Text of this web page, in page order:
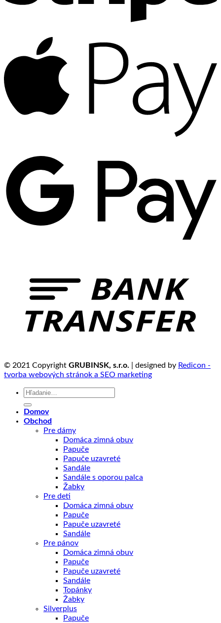
© 2021 Copyright GRUBINSK, s.r.o. | designed by Redicon -
tvorba webových stránok a SEO marketing
Hľadať:
Domov
Obchod
Pre dámy
Domáca zimná obuv
Papuče
Papuče uzavreté
Sandále
Sandále s oporou palca
Žabky
Pre deti
Domáca zimná obuv
Papuče
Papuče uzavreté
Sandále
Pre pánov
Domáca zimná obuv
Papuče
Papuče uzavreté
Sandále
Topánky
Žabky
Silverplus
Papuče